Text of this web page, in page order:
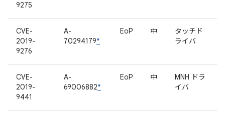
9275
CVE-
2019-
9276
A-
70294179*
EoP 中
タッチド
ライバ
CVE-
2019-
9441
A-
69006882*
EoP 中
MNH ドラ
イバ